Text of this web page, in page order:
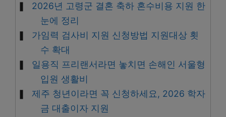
2026년 고령군 결혼 축하 혼수비용 지원 한
눈에 정리
가임력 검사비 지원 신청방법 지원대상 횟
수 확대
일용직 프리랜서라면 놓치면 손해인 서울형
입원 생활비
제주 청년이라면 꼭 신청하세요, 2026 학자
금 대출이자 지원